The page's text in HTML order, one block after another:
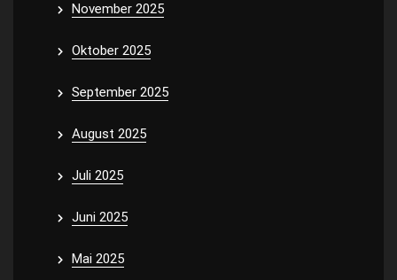
November 2025
Oktober 2025
September 2025
August 2025
Juli 2025
Juni 2025
Mai 2025